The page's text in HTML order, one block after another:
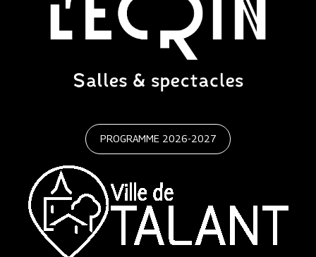
PROGRAMME 2026-2027